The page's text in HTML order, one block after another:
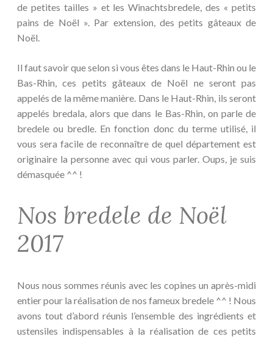
de petites tailles » et les Winachtsbredele, des « petits
pains de Noël ». Par extension, des petits gâteaux de
Noël.
Il faut savoir que selon si vous êtes dans le Haut-Rhin ou le
Bas-Rhin, ces petits gâteaux de Noël ne seront pas
appelés de la même manière. Dans le Haut-Rhin, ils seront
appelés bredala, alors que dans le Bas-Rhin, on parle de
bredele ou bredle. En fonction donc du terme utilisé, il
vous sera facile de reconnaître de quel département est
originaire la personne avec qui vous parler. Oups, je suis
démasquée ^^ !
Nos bredele de Noël
2017
Nous nous sommes réunis avec les copines un après-midi
entier pour la réalisation de nos fameux bredele ^^ ! Nous
avons tout d’abord réunis l’ensemble des ingrédients et
ustensiles indispensables à la réalisation de ces petits